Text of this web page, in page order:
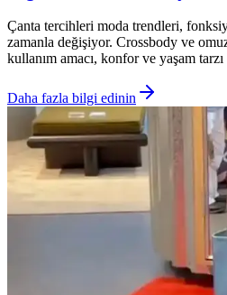
Çanta tercihleri moda trendleri,
zamanla değişiyor. Crossbody ve
kullanım amacı, konfor ve yaşam
Daha fazla bilgi edinin